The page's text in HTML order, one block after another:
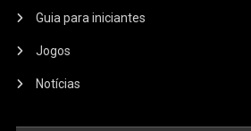
Guia para iniciantes
Jogos
Notícias